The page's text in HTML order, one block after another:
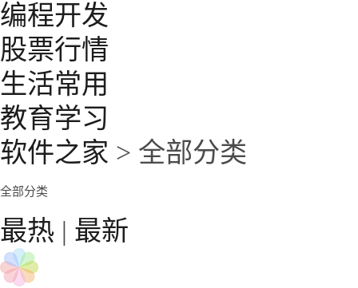
编程开发
股票行情
生活常用
教育学习
软件之家 > 全部分类
全部分类
最热 | 最新